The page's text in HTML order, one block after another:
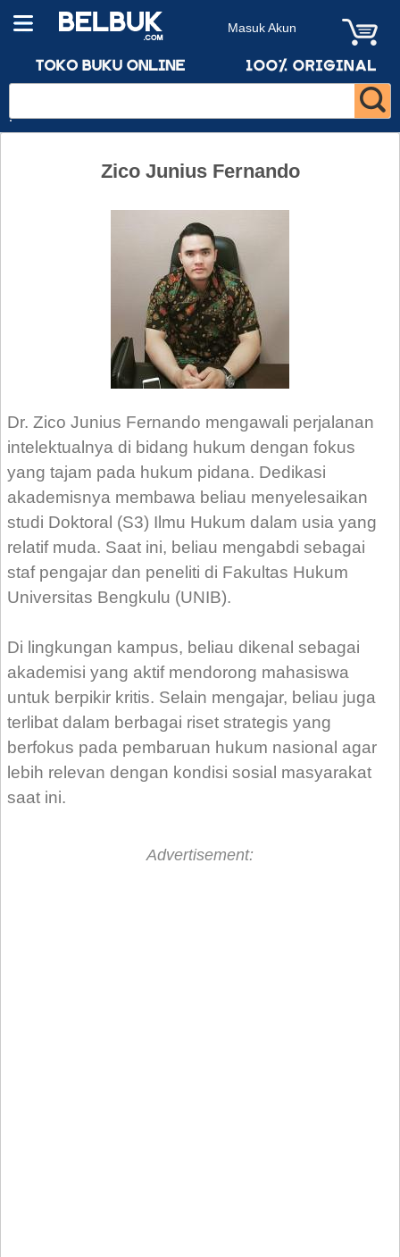
Masuk Akun
Zico Junius Fernando
Dr. Zico Junius Fernando mengawali perjalanan
intelektualnya di bidang hukum dengan fokus
yang tajam pada hukum pidana. Dedikasi
akademisnya membawa beliau menyelesaikan
studi Doktoral (S3) Ilmu Hukum dalam usia yang
relatif muda. Saat ini, beliau mengabdi sebagai
staf pengajar dan peneliti di Fakultas Hukum
Universitas Bengkulu (UNIB).
Di lingkungan kampus, beliau dikenal sebagai
akademisi yang aktif mendorong mahasiswa
untuk berpikir kritis. Selain mengajar, beliau juga
terlibat dalam berbagai riset strategis yang
berfokus pada pembaruan hukum nasional agar
lebih relevan dengan kondisi sosial masyarakat
saat ini.
Advertisement: